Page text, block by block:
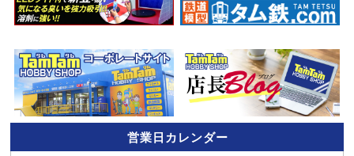
営業日カレンダー